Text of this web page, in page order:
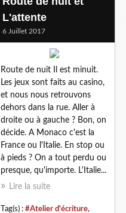
L'attente
6 Juillet 2017
Route de nuit Il est minuit.
Les jeux sont faits au casino,
et nous nous retrouvons
dehors dans la rue. Aller à
droite ou à gauche ? Bon, on
décide. A Monaco c'est la
France ou l'Italie. En stop ou
à pieds ? On a tout perdu ou
presque, qu'importe. L'Italie...
Lire la suite
Tag(s) : #Atelier d'écriture,